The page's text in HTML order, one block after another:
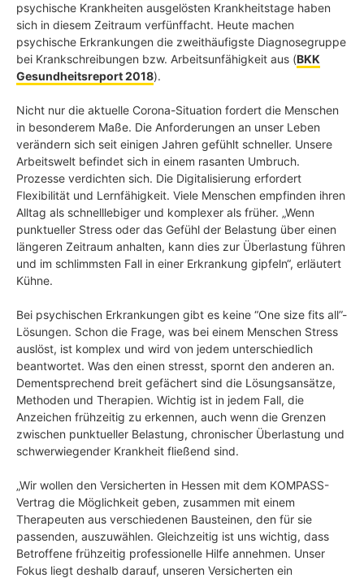
psychische Krankheiten ausgelösten Krankheitstage haben
sich in diesem Zeitraum verfünffacht. Heute machen
psychische Erkrankungen die zweithäufigste Diagnosegruppe
bei Krankschreibungen bzw. Arbeitsunfähigkeit aus (BKK
Gesundheitsreport 2018).
Nicht nur die aktuelle Corona-Situation fordert die Menschen
in besonderem Maße. Die Anforderungen an unser Leben
verändern sich seit einigen Jahren gefühlt schneller. Unsere
Arbeitswelt befindet sich in einem rasanten Umbruch.
Prozesse verdichten sich. Die Digitalisierung erfordert
Flexibilität und Lernfähigkeit. Viele Menschen empfinden ihren
Alltag als schnelllebiger und komplexer als früher. „Wenn
punktueller Stress oder das Gefühl der Belastung über einen
längeren Zeitraum anhalten, kann dies zur Überlastung führen
und im schlimmsten Fall in einer Erkrankung gipfeln“, erläutert
Kühne.
Bei psychischen Erkrankungen gibt es keine “One size fits all”-
Lösungen. Schon die Frage, was bei einem Menschen Stress
auslöst, ist komplex und wird von jedem unterschiedlich
beantwortet. Was den einen stresst, spornt den anderen an.
Dementsprechend breit gefächert sind die Lösungsansätze,
Methoden und Therapien. Wichtig ist in jedem Fall, die
Anzeichen frühzeitig zu erkennen, auch wenn die Grenzen
zwischen punktueller Belastung, chronischer Überlastung und
schwerwiegender Krankheit fließend sind.
„Wir wollen den Versicherten in Hessen mit dem KOMPASS-
Vertrag die Möglichkeit geben, zusammen mit einem
Therapeuten aus verschiedenen Bausteinen, den für sie
passenden, auszuwählen. Gleichzeitig ist uns wichtig, dass
Betroffene frühzeitig professionelle Hilfe annehmen. Unser
Fokus liegt deshalb darauf, unseren Versicherten ein